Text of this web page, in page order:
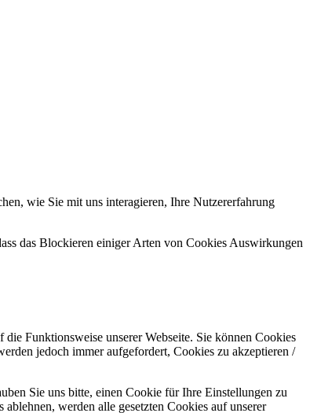
wie Sie mit uns interagieren, Ihre Nutzererfahrung
das Blockieren einiger Arten von Cookies Auswirkungen
Funktionsweise unserer Webseite. Sie können Cookies
jedoch immer aufgefordert, Cookies zu akzeptieren /
Sie uns bitte, einen Cookie für Ihre Einstellungen zu
werden alle gesetzten Cookies auf unserer